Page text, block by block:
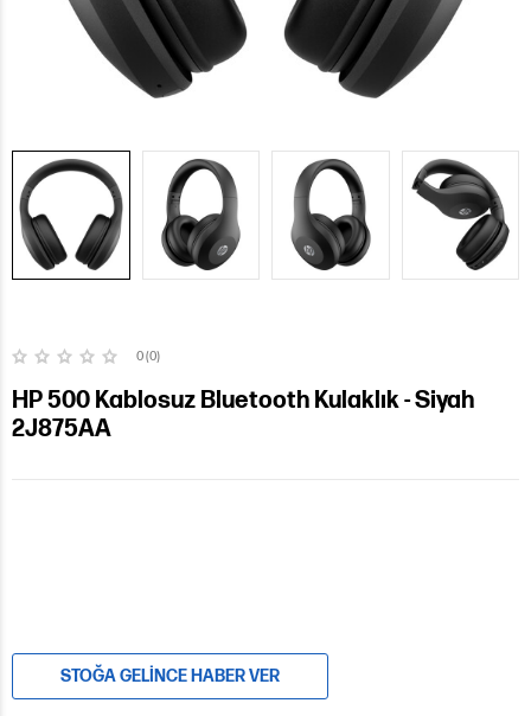
0 (0)
HP 500 Kablosuz Bluetooth Kulaklık - Siyah
2J875AA
STOĞA GELINCE HABER VER